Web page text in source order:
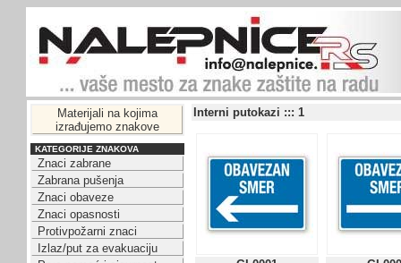
Materijali na kojima
izrađujemo znakove
KATEGORIJE ZNAKOVA
Znaci zabrane
Zabrana pušenja
Znaci obaveze
Znaci opasnosti
Protivpožarni znaci
Izlaz/put za evakuaciju
Interni putokazi ::: 1